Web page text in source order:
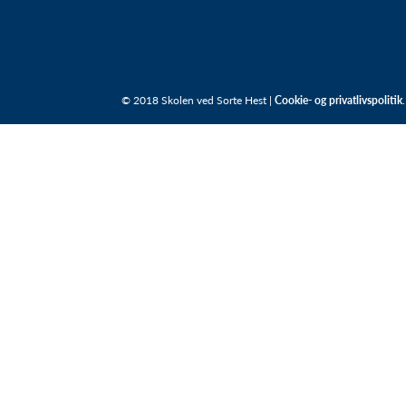
© 2018 Skolen ved Sorte Hest |Cookie- og privatlivspolitik.